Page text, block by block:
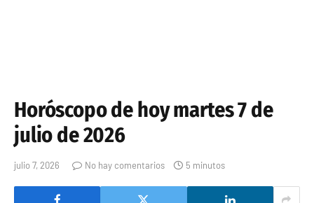
Horóscopo de hoy martes 7 de
julio de 2026
julio 7, 2026 No hay comentarios 5 minutos